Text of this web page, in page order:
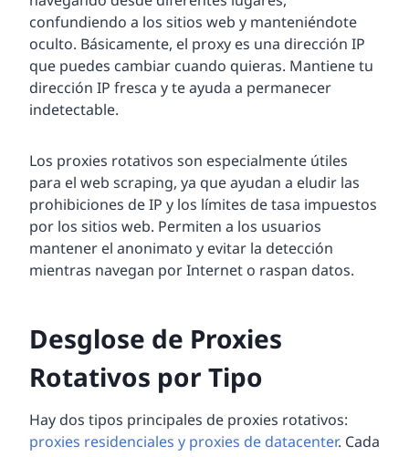
confundiendo a los sitios web y manteniéndote
oculto. Básicamente, el proxy es una dirección IP
que puedes cambiar cuando quieras. Mantiene tu
dirección IP fresca y te ayuda a permanecer
indetectable.
Los proxies rotativos son especialmente útiles
para el web scraping, ya que ayudan a eludir las
prohibiciones de IP y los límites de tasa impuestos
por los sitios web. Permiten a los usuarios
mantener el anonimato y evitar la detección
mientras navegan por Internet o raspan datos.
Desglose de Proxies
Rotativos por Tipo
Hay dos tipos principales de proxies rotativos:
proxies residenciales y proxies de datacenter. Cada